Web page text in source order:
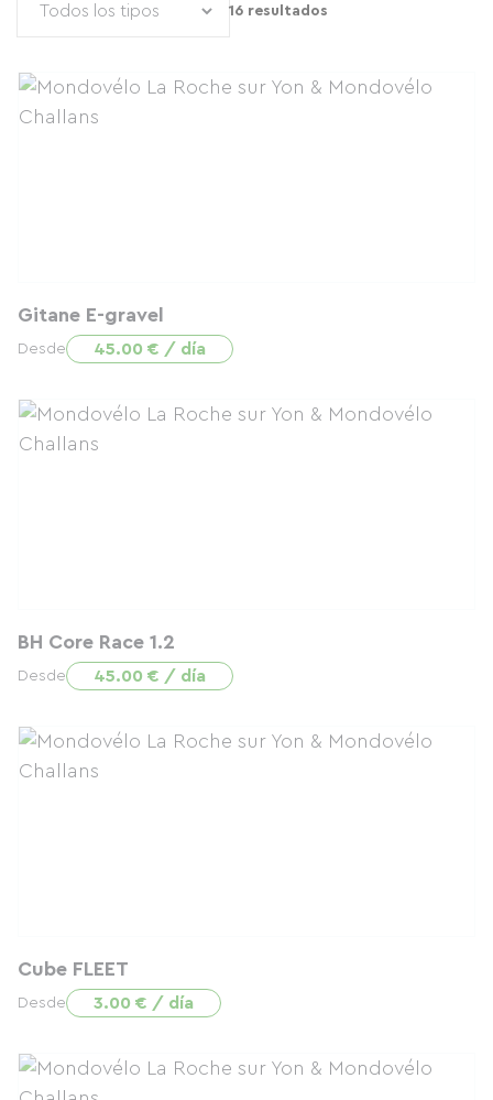
16 resultados
Gitane E-gravel
Desde 45.00 € / día
BH Core Race 1.2
Desde 45.00 € / día
Cube FLEET
Desde 3.00 € / día